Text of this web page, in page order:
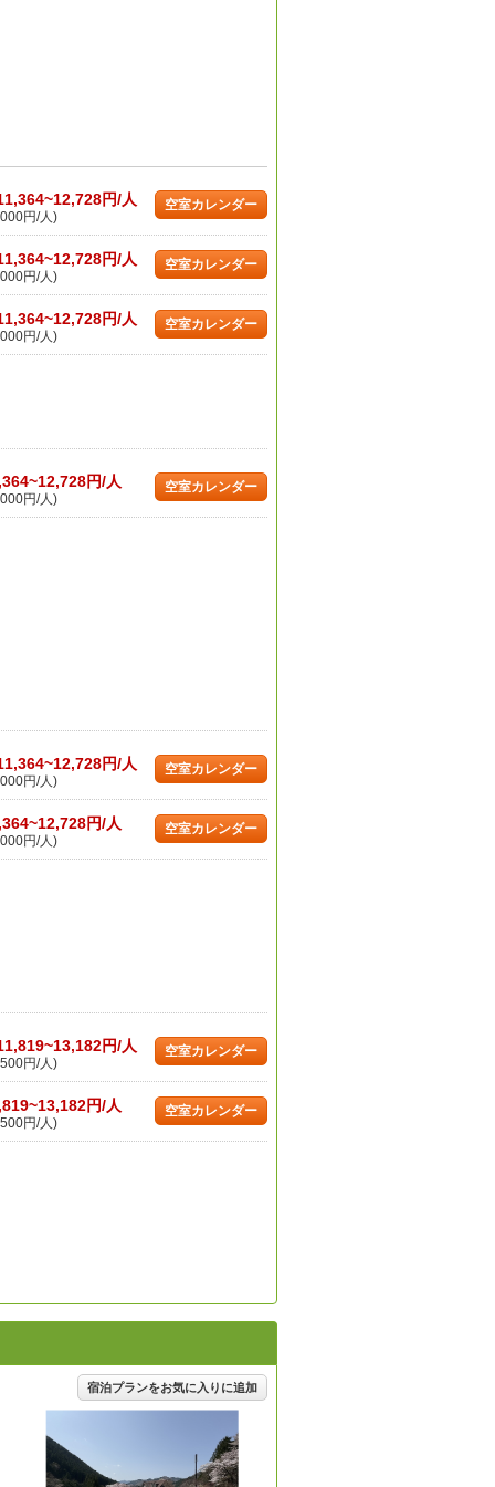
円/人
円/人)
空室カレンダー
円/人
円/人)
空室カレンダー
円/人
円/人)
空室カレンダー
円/人
円/人)
空室カレンダー
円/人
円/人)
空室カレンダー
円/人
円/人)
空室カレンダー
円/人
円/人)
空室カレンダー
円/人
円/人)
空室カレンダー
宿泊プランをお気に入りに追加